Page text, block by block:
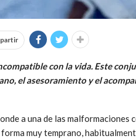
con la vida. Este
el asesoramiento y el
a una de las malformaciones
muy temprano,